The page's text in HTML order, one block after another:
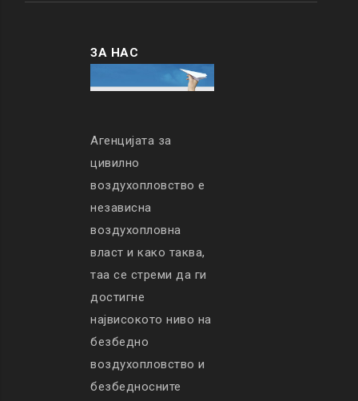
ЗА НАС
Агенцијата за
цивилно
воздухопловство е
независна
воздухопловна
власт и како таква,
таа се стреми да ги
достигне
највисокото ниво на
безбедно
воздухопловство и
безбедносните